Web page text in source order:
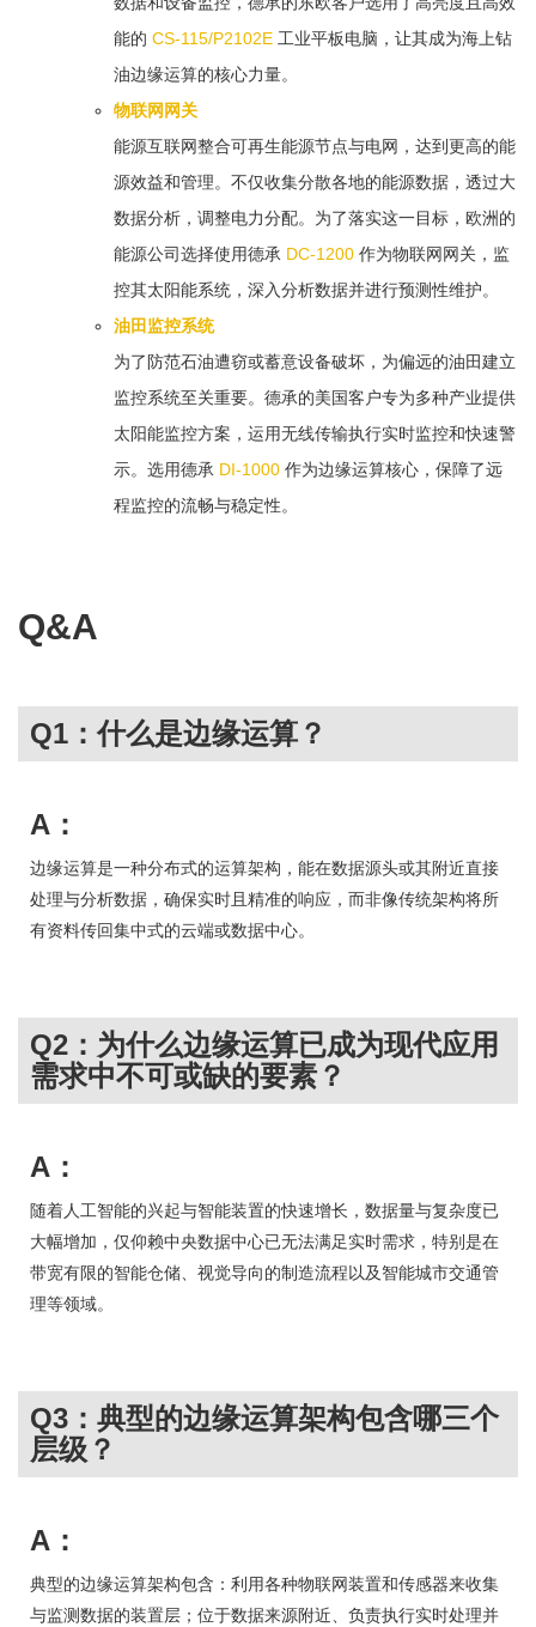
能的 CS-115/P2102E 工业平板电脑，让其成为海上钻
油边缘运算的核心力量。
物联网网关
能源互联网整合可再生能源节点与电网，达到更高的能
源效益和管理。不仅收集分散各地的能源数据，透过大
数据分析，调整电力分配。为了落实这一目标，欧洲的
能源公司选择使用德承 DC-1200 作为物联网网关，监
控其太阳能系统，深入分析数据并进行预测性维护。
油田监控系统
为了防范石油遭窃或蓄意设备破坏，为偏远的油田建立
监控系统至关重要。德承的美国客户专为多种产业提供
太阳能监控方案，运用无线传输执行实时监控和快速警
示。选用德承 DI-1000 作为边缘运算核心，保障了远
程监控的流畅与稳定性。
Q&A
Q1：什么是边缘运算？
A：
边缘运算是一种分布式的运算架构，能在数据源头或其附近直接
处理与分析数据，确保实时且精准的响应，而非像传统架构将所
有资料传回集中式的云端或数据中心。
Q2：为什么边缘运算已成为现代应用
需求中不可或缺的要素？
A：
随着人工智能的兴起与智能装置的快速增长，数据量与复杂度已
大幅增加，仅仰赖中央数据中心已无法满足实时需求，特别是在
带宽有限的智能仓储、视觉导向的制造流程以及智能城市交通管
理等领域。
Q3：典型的边缘运算架构包含哪三个
层级？
A：
典型的边缘运算架构包含：利用各种物联网装置和传感器来收集
与监测数据的装置层；位于数据来源附近、负责执行实时处理并